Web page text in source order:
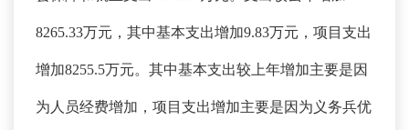
8265.33万元，其中基本支出增加9.83万元，项目支出
增加8255.5万元。其中基本支出较上年增加主要是因
为人员经费增加，项目支出增加主要是因为义务兵优